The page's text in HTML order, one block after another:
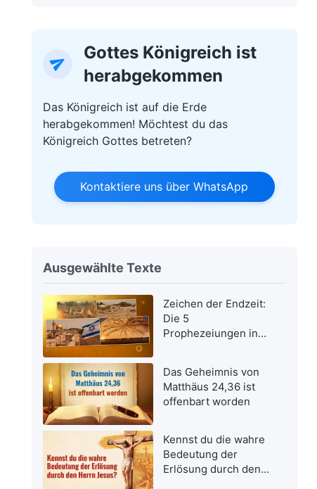
Gottes Königreich ist
herabgekommen
Das Königreich ist auf die Erde
herabgekommen! Möchtest du das
Königreich Gottes betreten?
Kontaktiere uns über WhatsApp
Ausgewählte Texte
Zeichen der Endzeit:
Die 5
Prophezeiungen in
Herrn Jesus wurden
erfüllt
Das Geheimnis von
Matthäus 24,36 ist
offenbart worden
Kennst du die wahre
Bedeutung der
Erlösung durch den